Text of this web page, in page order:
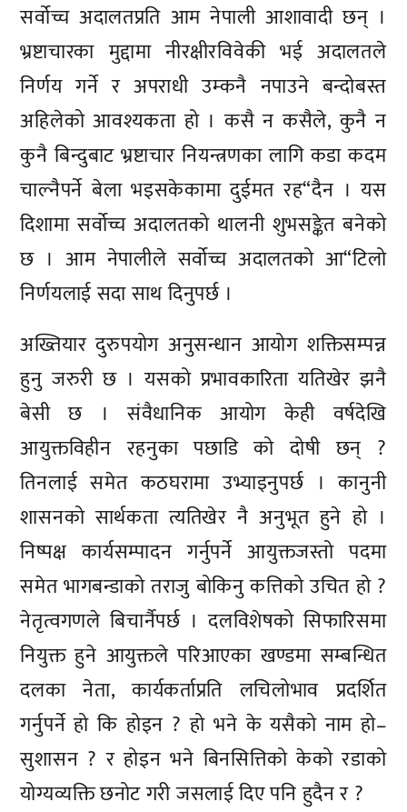
सर्वोच्च अदालतप्रति आम नेपाली आशावादी छन् ।
भ्रष्टाचारका मुद्दामा नीरक्षीरविवेकी भई अदालतले
निर्णय गर्ने र अपराधी उम्कनै नपाउने बन्दोबस्त
अहिलेको आवश्यकता हो । कसै न कसैले, कुनै न
कुनै बिन्दुबाट भ्रष्टाचार नियन्त्रणका लागि कडा कदम
चाल्नैपर्ने बेला भइसकेकामा दुईमत रह“दैन । यस
दिशामा सर्वोच्च अदालतको थालनी शुभसङ्केत बनेको
छ । आम नेपालीले सर्वोच्च अदालतको आ“टिलो
निर्णयलाई सदा साथ दिनुपर्छ ।
अख्तियार दुरुपयोग अनुसन्धान आयोग शक्तिसम्पन्न
हुनु जरुरी छ । यसको प्रभावकारिता यतिखेर झनै
बेसी छ । संवैधानिक आयोग केही वर्षदेखि
आयुक्तविहीन रहनुका पछाडि को दोषी छन् ?
तिनलाई समेत कठघरामा उभ्याइनुपर्छ । कानुनी
शासनको सार्थकता त्यतिखेर नै अनुभूत हुने हो ।
निष्पक्ष कार्यसम्पादन गर्नुपर्ने आयुक्तजस्तो पदमा
समेत भागबन्डाको तराजु बोकिनु कत्तिको उचित हो ?
नेतृत्वगणले बिचार्नैपर्छ । दलविशेषको सिफारिसमा
नियुक्त हुने आयुक्तले परिआएका खण्डमा सम्बन्धित
दलका नेता, कार्यकर्ताप्रति लचिलोभाव प्रदर्शित
गर्नुपर्ने हो कि होइन ? हो भने के यसैको नाम हो–
सुशासन ? र होइन भने बिनसित्तिको केको रडाको
योग्यव्यक्ति छनोट गरी जसलाई दिए पनि हुदैन र ?